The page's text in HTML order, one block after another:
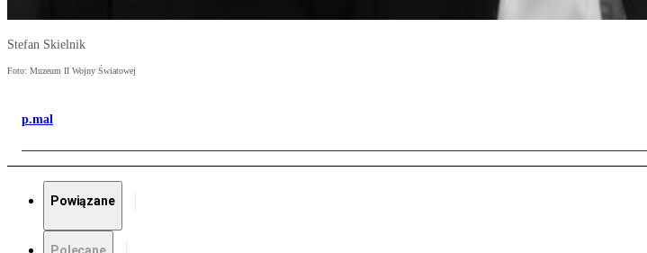
Stefan Skielnik
Foto: Muzeum II Wojny Światowej
p.mal
Powiązane